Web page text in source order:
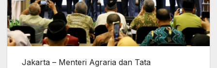
Jakarta – Menteri Agraria dan Tata